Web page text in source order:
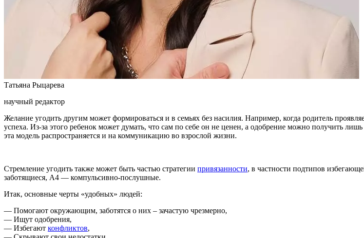
Татьяна Рыцарева
научный редактор
Желание угодить другим может формироваться и в семьях без насилия. Например, когда родитель
успеха. Из-за этого ребенок может думать, что сам по себе он не ценен, а одобрение можно получить
эта модель распространяется и на коммуникацию во взрослой жизни.
Стремление угодить также может быть частью стратегии привязанности, в частности подтипов
заботящиеся, А4 — компульсивно-послушные.
Итак, основные черты «удобных» людей:
— Помогают окружающим, заботятся о них – зачастую чрезмерно,
— Ищут одобрения,
— Избегают конфликтов,